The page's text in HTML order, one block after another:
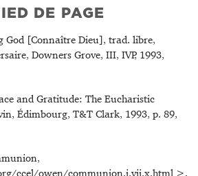
DE PAGE
God [Connaître Dieu], trad. libre,
Downers Grove, III, IVP, 1993,
and Gratitude: The Eucharistic
Édimbourg, T&T Clark, 1993, p. 89,
ccel/owen/communion.i.vii.x.html >,